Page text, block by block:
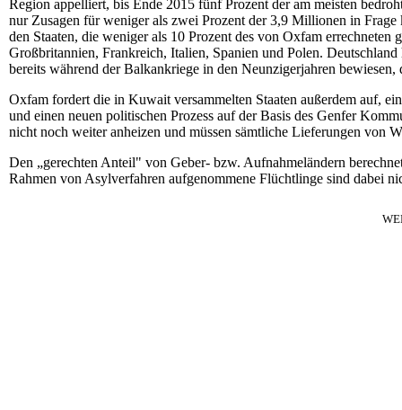
Region appelliert, bis Ende 2015 fünf Prozent der am meisten
nur Zusagen für weniger als zwei Prozent der 3,9 Millionen in
den Staaten, die weniger als 10 Prozent des von Oxfam
Großbritannien, Frankreich, Italien, Spanien und Polen.
bereits während der Balkankriege in den Neunzigerjahren
Oxfam fordert die in Kuwait versammelten Staaten außerdem auf,
und einen neuen politischen Prozess auf der Basis des Genfer
nicht noch weiter anheizen und müssen sämtliche Lieferungen von
Den „gerechten Anteil" von Geber- bzw. Aufnahmeländern
Rahmen von Asylverfahren aufgenommene Flüchtlinge sind dabei